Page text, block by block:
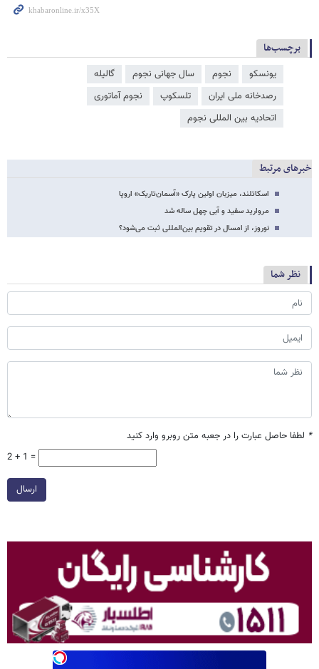
برچسب‌ها
یونسکو نجوم سال جهانی نجوم
گالیله
رصدخانه ملی ایران
تلسکوپ
نجوم آماتوری
اتحادیه بین المللی نجوم
خبرهای مرتبط
اسکاتلند، میزبان اولین پارک «آسمان‌تاریک» اروپا
مروارید سفید و آبی چهل ساله شد
نوروز، از امسال در تقویم بین‌المللی ثبت می‌شود؟
نظر شما
* لطفا حاصل عبارت را در جعبه متن روبرو وارد کنید
2 + 1 =
ارسال